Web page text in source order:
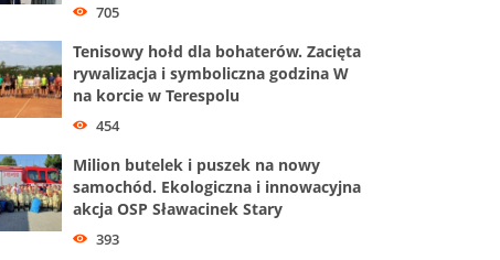
705
Tenisowy hołd dla bohaterów. Zacięta
rywalizacja i symboliczna godzina W
na korcie w Terespolu
454
Milion butelek i puszek na nowy
samochód. Ekologiczna i innowacyjna
akcja OSP Sławacinek Stary
393